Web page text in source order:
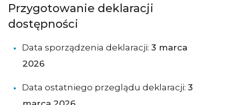
Przygotowanie deklaracji
dostępności
Data sporządzenia deklaracji: 3 marca
2026
Data ostatniego przeglądu deklaracji: 3